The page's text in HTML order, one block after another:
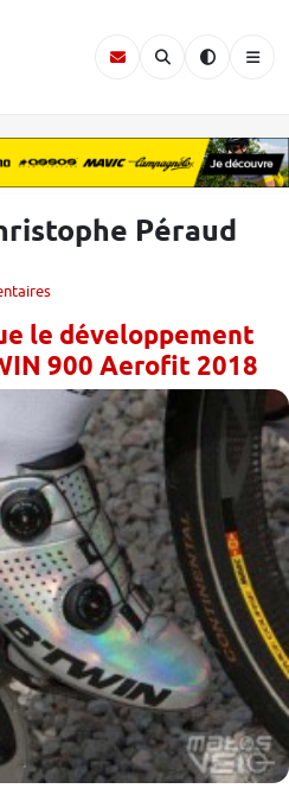
Péraud
le développement
900 Aerofit 2018